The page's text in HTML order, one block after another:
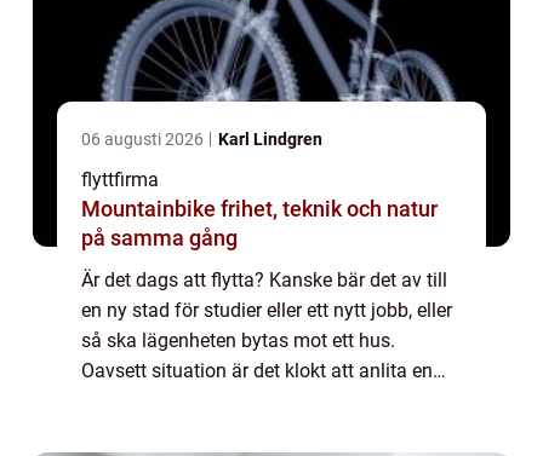
06 augusti 2026 Karl Lindgren
flyttfirma
Mountainbike frihet, teknik och natur
på samma gång
Är det dags att flytta? Kanske bär det av till
en ny stad för studier eller ett nytt jobb, eller
så ska lägenheten bytas mot ett hus.
Oavsett situation är det klokt att anlita en